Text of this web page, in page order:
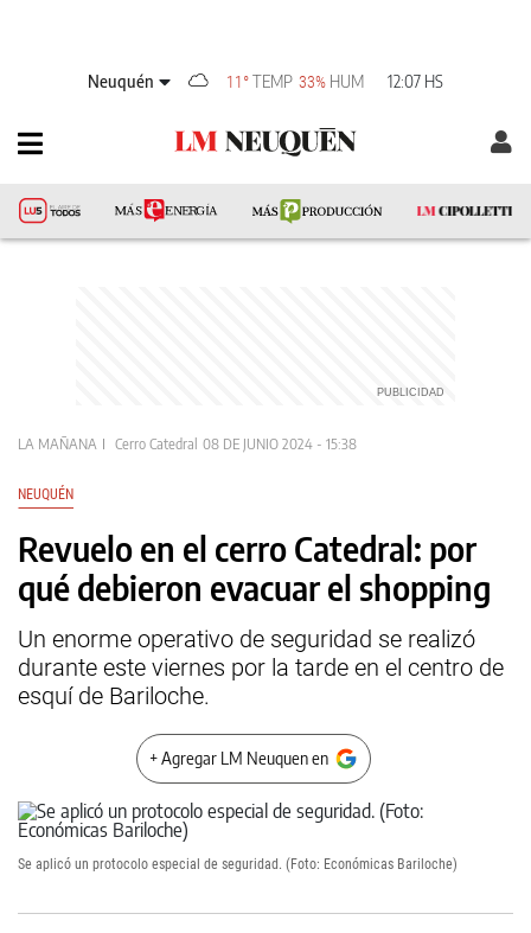
Neuquén 11° TEMP 33% HUM 12:07 HS
LA MAÑANA Cerro Catedral 08 DE JUNIO 2024 - 15:38
NEUQUÉN
Revuelo en el cerro Catedral: por
qué debieron evacuar el shopping
Un enorme operativo de seguridad se realizó
durante este viernes por la tarde en el centro de
esquí de Bariloche.
+ Agregar LM Neuquen en
Se aplicó un protocolo especial de seguridad. (Foto: Económicas Bariloche)